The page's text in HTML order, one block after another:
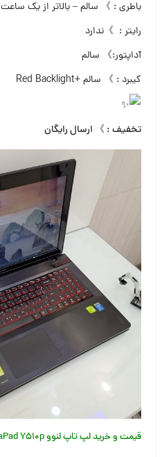
باطری : 》 سالم – بالاتر از یک ساعت
رایتر : 》ندارد
آداپتور:》 سالم
کیبرد : 》 سالم +Red Backlight
تخفیف : 》 ارسال رایگان
قیمت و خرید لپ تاپ لنوو Lenovo IdeaPad Y510p دست دوم